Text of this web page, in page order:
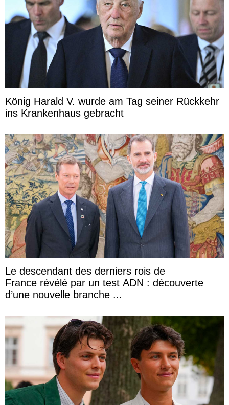
König Harald V. wurde am Tag seiner Rückkehr
ins Krankenhaus gebracht
Le descendant des derniers rois de
France révélé par un test ADN : découverte
d’une nouvelle branche ...